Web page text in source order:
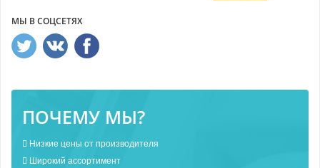
МЫ В СОЦСЕТЯХ
ПОЧЕМУ МЫ?
Низкие цены от производителя
Широкий ассортимент